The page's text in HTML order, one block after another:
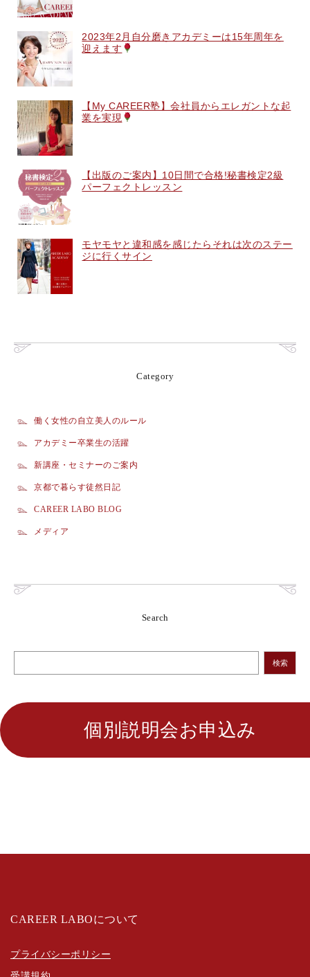
2023年2月自分磨きアカデミーは15年周年を
迎えます
【My CAREER塾】会社員からエレガントな起
業を実現
【出版のご案内】10日間で合格!秘書検定2級
パーフェクトレッスン
モヤモヤと違和感を感じたらそれは次のステー
ジに行くサイン
Category
働く女性の自立美人のルール
アカデミー卒業生の活躍
新講座・セミナーのご案内
京都で暮らす徒然日記
CAREER LABO BLOG
メディア
Search
検索
個別説明会お申込み
CAREER LABOについて
プライバシーポリシー